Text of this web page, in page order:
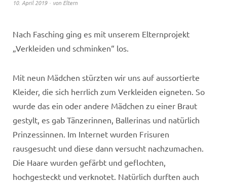
10. April 2019 von Eltern
Nach Fasching ging es mit unserem Elternprojekt
„Verkleiden und schminken“ los.
Mit neun Mädchen stürzten wir uns auf aussortierte
Kleider, die sich herrlich zum Verkleiden eigneten. So
wurde das ein oder andere Mädchen zu einer Braut
gestylt, es gab Tänzerinnen, Ballerinas und natürlich
Prinzessinnen. Im Internet wurden Frisuren
rausgesucht und diese dann versucht nachzumachen.
Die Haare wurden gefärbt und geflochten,
hochgesteckt und verknotet. Natürlich durften auch